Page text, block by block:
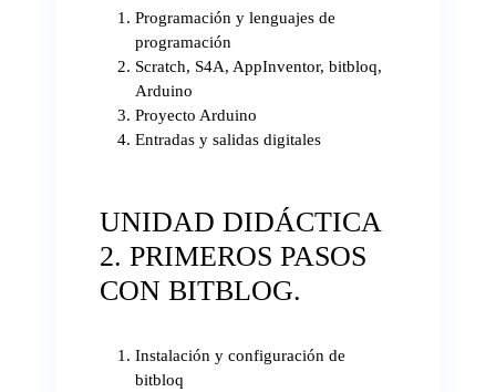
Programación y lenguajes de
programación
Scratch, S4A, AppInventor, bitbloq,
Arduino
Proyecto Arduino
Entradas y salidas digitales
UNIDAD DIDÁCTICA
2. PRIMEROS PASOS
CON BITBLOG.
Instalación y configuración de
bitbloq